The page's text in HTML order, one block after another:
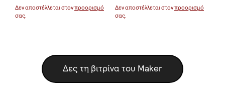
Δεν αποστέλλεται στονπροορισμό
σας.
Δεν αποστέλλεται στονπροορισμό
σας.
Δες τη βιτρίνα του Maker